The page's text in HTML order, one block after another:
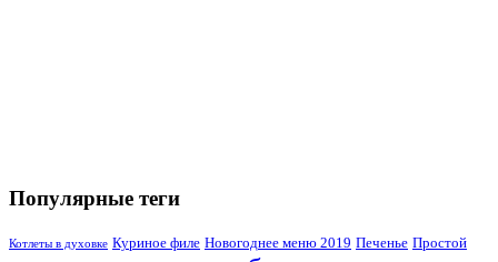
Популярные теги
Котлеты в духовке Куриное филе Новогоднее меню 2019 Печенье Простой